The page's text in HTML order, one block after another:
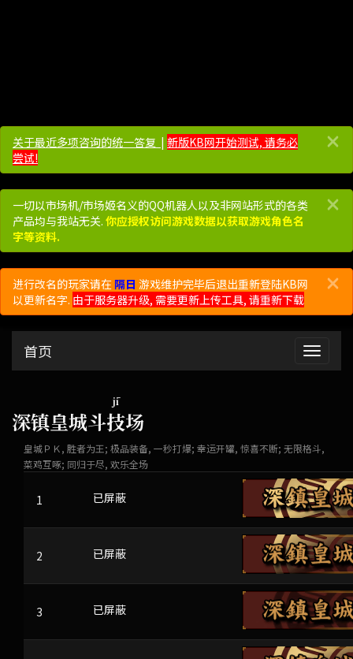
×
关于最近多项咨询的统一答复 ​​​​ | 新版KB网开始测试, 请务必
尝试!
×
一切以市场机/市场姬名义的QQ机器人以及非网站形式的各类
产品均与我站无关. 你应授权访问游戏数据以获取游戏角色名
字等资料.
×
进行改名的玩家请在隔日 游戏维护完毕后退出重新登陆KB网
以更新名字. 由于服务器升级, 需要更新上传工具, 请重新下载
展
开
首页
深镇皇城斗技
jī
场
皇城ＰＫ, 胜者为王; 极品装备, 一秒打爆; 幸运开罐, 惊喜不断; 无限格斗,
菜鸡互啄; 同归于尽, 欢乐全场
1 ojrbD
已屏蔽
2 NYUA
已屏蔽
3 CIXXET
已屏蔽